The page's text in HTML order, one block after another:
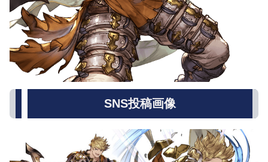
SNS投稿画像